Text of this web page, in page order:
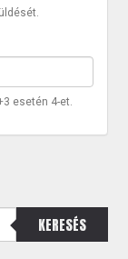
esetén 4-et.
KERESÉS